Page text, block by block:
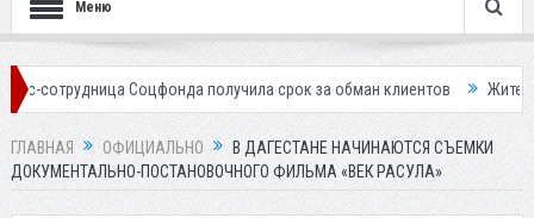
Меню
Соцфонда получила срок за обман клиентов Жителей
ГЛАВНАЯ ОФИЦИАЛЬНО
В ДАГЕСТАНЕ НАЧИНАЮТСЯ СЪЕМКИ
ДОКУМЕНТАЛЬНО-ПОСТАНОВОЧНОГО ФИЛЬМА «ВЕК РАСУЛА»